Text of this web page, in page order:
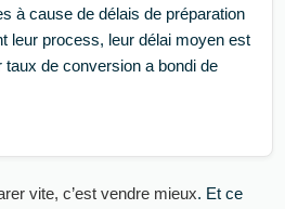
à cause de délais de préparation
leur process, leur délai moyen est
taux de conversion a bondi de
vite, c’est vendre mieux. Et ce